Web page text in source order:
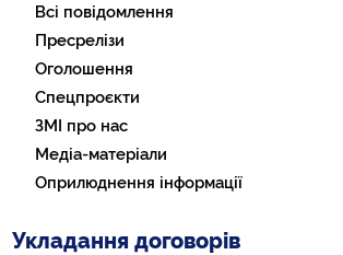
Всі повідомлення
Пресрелізи
Оголошення
Спецпроєкти
ЗМІ про нас
Медіа-матеріали
Оприлюднення інформації
Укладання договорів